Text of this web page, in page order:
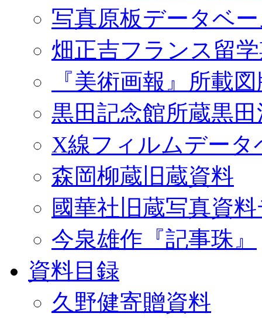
写真原板データベ
畑正吉フランス留
『美術画報』所載
黒田記念館所蔵黒
X線フィルムデータ
森岡柳蔵旧蔵資料
國華社旧蔵写真資
今泉雄作『記事珠』
資料目録
久野健寄贈資料